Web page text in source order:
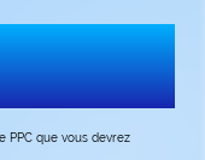
PPC que vous devrez